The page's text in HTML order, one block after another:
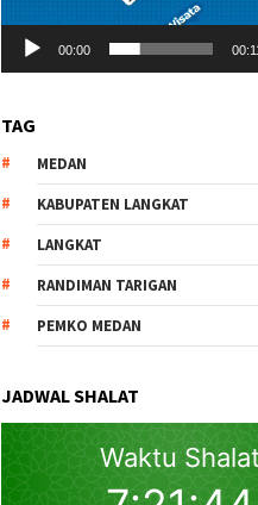
00:00
TAG
MEDAN
KABUPATEN LANGKAT
LANGKAT
RANDIMAN TARIGAN
PEMKO MEDAN
JADWAL SHALAT